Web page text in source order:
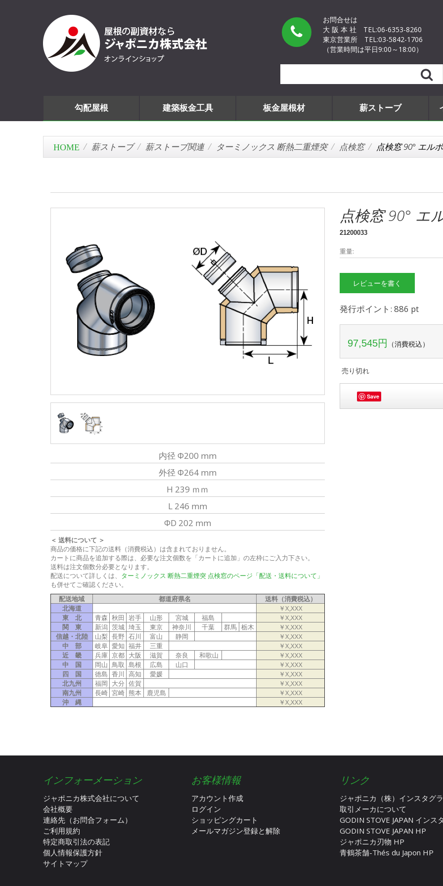
お問合せは
大 阪 本 社 TEL:06-6353-8260
東京営業所 TEL:03-5842-1706
（営業時間は平日9:00～18:00）
勾配屋根 建築板金工具 板金屋根材 薪ストーブ
薪ストーブ 薪ストーブ関連 ターミノックス 断熱二重煙突 点検窓 点検窓 90° エル
内径 Φ200 mm
外径 Φ264 mm
H 239 ｍｍ
L 246 mm
ΦD 202 mm
＜ 送料について ＞
商品の価格に下記の送料（消費税込）は含まれておりません。
カートに商品を追加する際は、必要な注文個数を「カートに追加」の左枠にご入力下さい。
送料は注文個数分必要となります。
配送について詳しくは、 ターミノックス 断熱二重煙突 点検窓のページ「配送・送料について」
も併せてご確認ください。
配送地域
都道府県名
送料（消費税込）
北海道
￥X,XXX
東 北
青森 秋田 岩手 山形 宮城 福島
￥X,XXX
関 東
新潟 茨城 埼玉 東京 神奈川 千葉 群馬 栃木
￥X,XXX
信越・北陸
山梨 長野 石川 富山 静岡
￥X,XXX
中 部
岐阜 愛知 福井 三重
￥X,XXX
近 畿
兵庫 京都 大阪 滋賀 奈良 和歌山
￥X,XXX
中 国
岡山 鳥取 島根 広島 山口
￥X,XXX
四 国
徳島 香川 高知 愛媛
￥X,XXX
北九州
福岡 大分 佐賀
￥X,XXX
南九州
長崎 宮崎 熊本 鹿児島
￥X,XXX
沖 縄
￥X,XXX
点検窓 90° エ
21200033
重量:
レビューを書く
発行ポイント: 886 pt
97,545円 （消費税込）
売り切れ
Save
インフォーメーション
ジャポニカ株式会社について
会社概要
連絡先（お問合フォーム）
ご利用規約
特定商取引法の表記
個人情報保護方針
サイトマップ
お客様情報
アカウント作成
ログイン
ショッピングカート
メールマガジン登録と解除
リンク
ジャポニカ（株）インスタグ
取引メーカについて
GODIN STOVE JAPAN インス
GODIN STOVE JAPAN HP
ジャポニカ刃物 HP
青鶴茶舗-Thés du Japon HP